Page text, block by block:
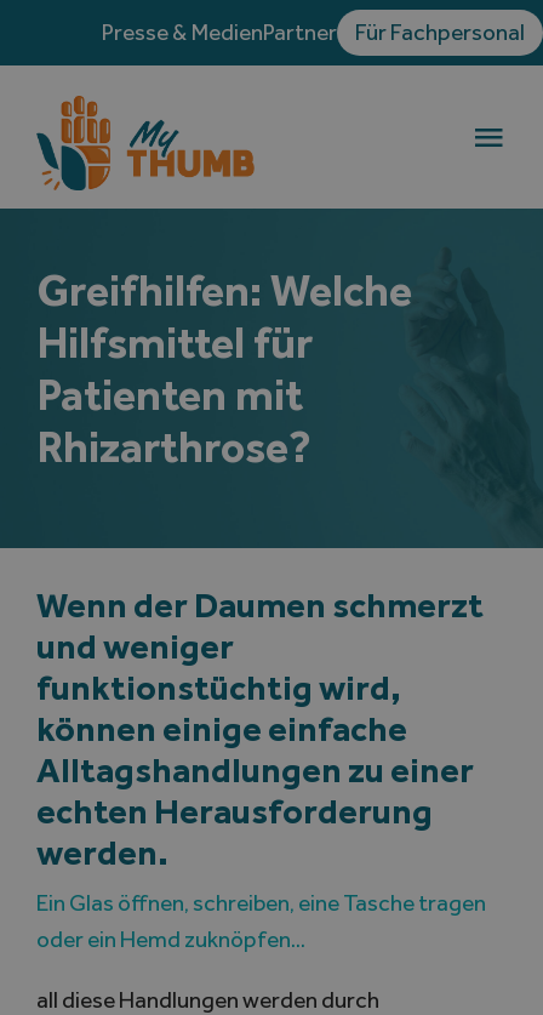
to
content
Presse & MedienPartner Für Fachpersonal
Die Rhizarthrose
Behandlungen
Erfahrungsberichte
Blog
Search
Greifhilfen: Welche
Hilfsmittel für
Patienten mit
Rhizarthrose?
Wenn der Daumen schmerzt
und weniger
funktionstüchtig wird,
können einige einfache
Alltagshandlungen zu einer
echten Herausforderung
werden.
Ein Glas öffnen, schreiben, eine Tasche tragen
oder ein Hemd zuknöpfen…
all diese Handlungen werden durch